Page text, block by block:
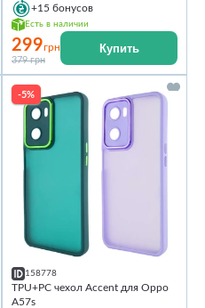
+15 бонусов
Есть в наличии
299грн
379 грн
Купить
-5%
158778
TPU+PC чехол Accent для Oppo
A57s